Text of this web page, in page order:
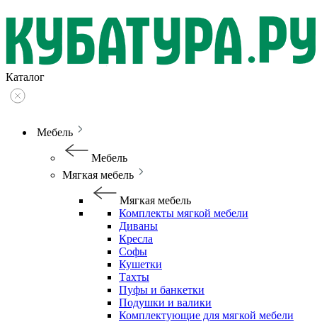
Каталог
Мебель
Мебель
Мягкая мебель
Мягкая мебель
Комплекты мягкой мебели
Диваны
Кресла
Софы
Кушетки
Тахты
Пуфы и банкетки
Подушки и валики
Комплектующие для мягкой мебели